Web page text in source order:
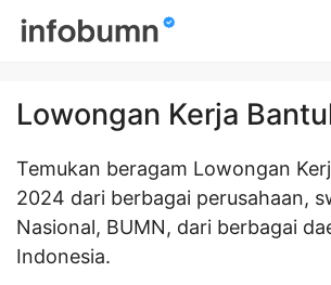
Skip
Lowongan Kerja
Temukan beragam Lowongan
2024 dari berbagai perusahaan,
Nasional, BUMN, dari berbagai
Indonesia.